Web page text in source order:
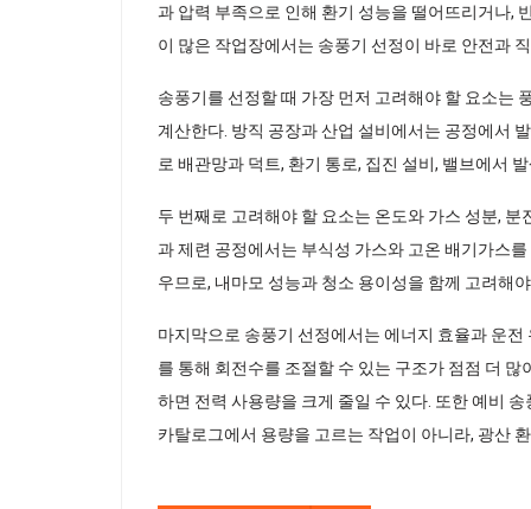
과 압력 부족으로 인해 환기 성능을 떨어뜨리거나,
이 많은 작업장에서는 송풍기 선정이 바로 안전과
송풍기를 선정할 때 가장 먼저 고려해야 할 요소는
계산한다. 방직 공장과 산업 설비에서는 공정에서
로 배관망과 덕트, 환기 통로, 집진 설비, 밸브에서
두 번째로 고려해야 할 요소는 온도와 가스 성분,
과 제련 공정에서는 부식성 가스와 고온 배기가스
우므로, 내마모 성능과 청소 용이성을 함께 고려해
마지막으로 송풍기 선정에서는 에너지 효율과 운
를 통해 회전수를 조절할 수 있는 구조가 점점 더
하면 전력 사용량을 크게 줄일 수 있다. 또한 예비
카탈로그에서 용량을 고르는 작업이 아니라, 광산